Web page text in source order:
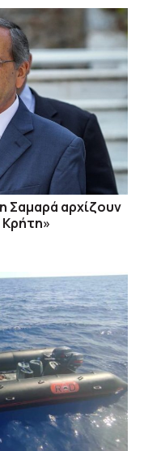
Σαμαρά αρχίζουν